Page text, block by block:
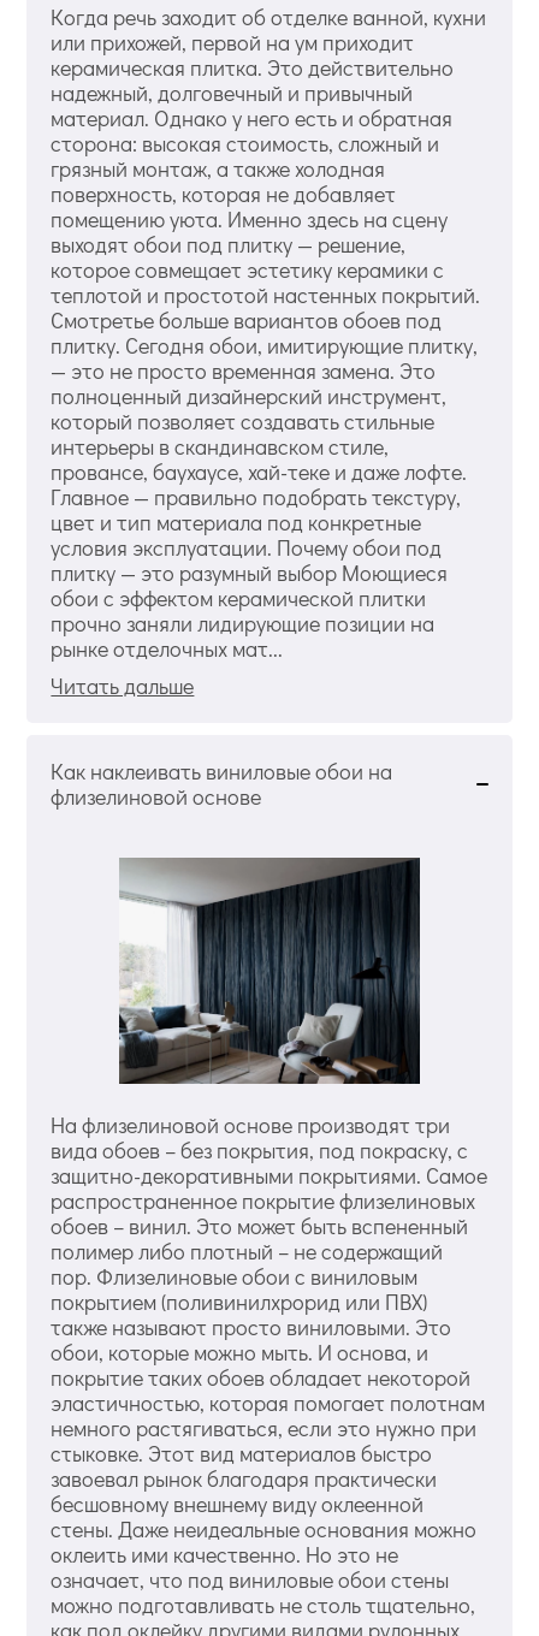
Когда речь заходит об отделке ванной, кухни
или прихожей, первой на ум приходит
керамическая плитка. Это действительно
надежный, долговечный и привычный
материал. Однако у него есть и обратная
сторона: высокая стоимость, сложный и
грязный монтаж, а также холодная
поверхность, которая не добавляет
помещению уюта. Именно здесь на сцену
выходят обои под плитку — решение,
которое совмещает эстетику керамики с
теплотой и простотой настенных покрытий.
Смотретье больше вариантов обоев под
плитку. Сегодня обои, имитирующие плитку,
— это не просто временная замена. Это
полноценный дизайнерский инструмент,
который позволяет создавать стильные
интерьеры в скандинавском стиле,
провансе, баухаусе, хай-теке и даже лофте.
Главное — правильно подобрать текстуру,
цвет и тип материала под конкретные
условия эксплуатации. Почему обои под
плитку — это разумный выбор Моющиеся
обои с эффектом керамической плитки
прочно заняли лидирующие позиции на
рынке отделочных мат...
Читать дальше
Как наклеивать виниловые обои на
флизелиновой основе
На флизелиновой основе производят три
вида обоев – без покрытия, под покраску, с
защитно-декоративными покрытиями. Самое
распространенное покрытие флизелиновых
обоев – винил. Это может быть вспененный
полимер либо плотный – не содержащий
пор. Флизелиновые обои с виниловым
покрытием (поливинилхрорид или ПВХ)
также называют просто виниловыми. Это
обои, которые можно мыть. И основа, и
покрытие таких обоев обладает некоторой
эластичностью, которая помогает полотнам
немного растягиваться, если это нужно при
стыковке. Этот вид материалов быстро
завоевал рынок благодаря практически
бесшовному внешнему виду оклеенной
стены. Даже неидеальные основания можно
оклеить ими качественно. Но это не
означает, что под виниловые обои стены
можно подготавливать не столь тщательно,